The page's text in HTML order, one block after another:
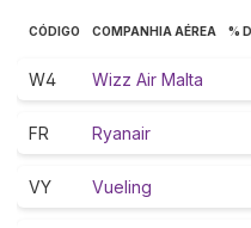
CÓDIGO COMPANHIA AÉREA %
W4 Wizz Air Malta
FR Ryanair
VY Vueling